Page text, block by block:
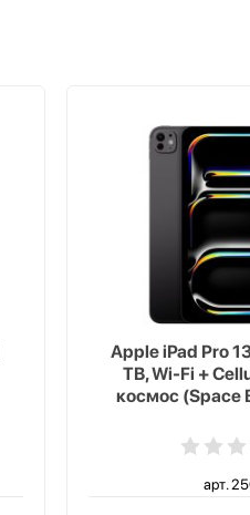
Apple iPad Pro
TB, Wi-Fi +
космос (Space
арт.